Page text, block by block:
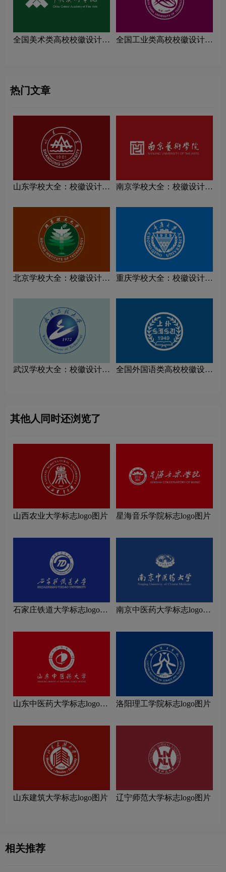
全国美术类高校校徽设计理
全国工业类高校校徽设计理
热门文章
山东学校大全：校徽设计理
南京学校大全：校徽设计理
北京学校大全：校徽设计理
重庆学校大全：校徽设计理
武汉学校大全：校徽设计理
全国外国语类高校校徽设计
其他人同时还浏览了
山西农业大学标志logo图片 星海音乐学院标志logo图片
石家庄铁道大学标志logo图
南京中医药大学标志logo图
山东中医药大学标志logo图
洛阳理工学院标志logo图片
山东建筑大学标志logo图片 辽宁师范大学标志logo图片
相关推荐